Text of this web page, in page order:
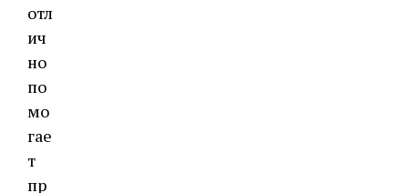
отл
ич
но
по
мо
гае
т
пр